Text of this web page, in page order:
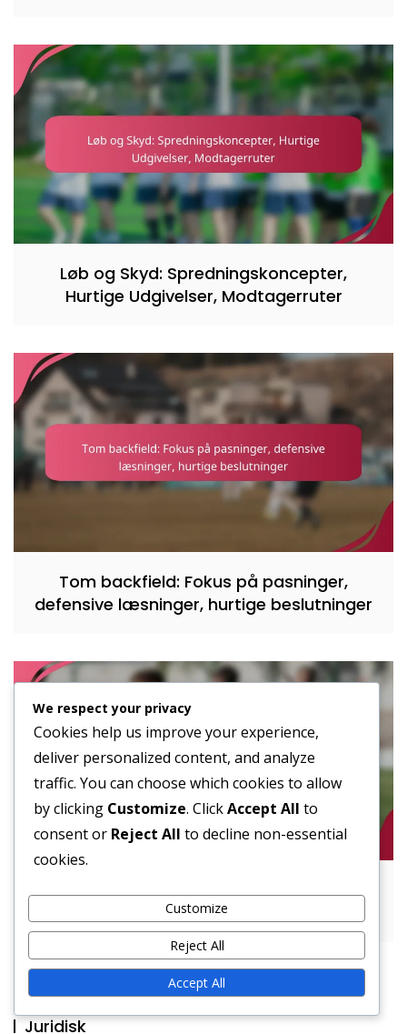
Løb og Skyd: Spredningskoncepter,
Hurtige Udgivelser, Modtagerruter
Tom backfield: Fokus på pasninger,
defensive læsninger, hurtige beslutninger
T-Formation: Historisk Betydning,
Løbefokus, Spillerroller
Juridisk
We respect your privacy
Cookies help us improve your experience,
deliver personalized content, and analyze
traffic. You can choose which cookies to allow
by clicking Customize. ClickAccept All to
consent or Reject All to decline non-essential
cookies.
Customize
Reject All
Accept All